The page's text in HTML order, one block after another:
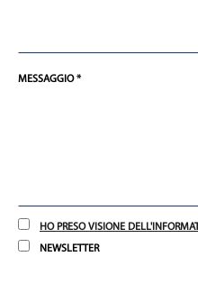
MESSAGGIO *
HO PRESO VISIONE
NEWSLETTER